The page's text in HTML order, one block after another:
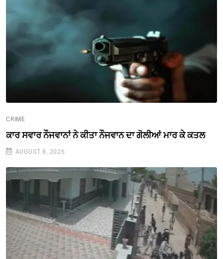
CRIME
ਕਾਰ ਸਵਾਰ ਨੌਜਵਾਨਾਂ ਨੇ ਕੀਤਾ ਨੌਜਵਾਨ ਦਾ ਗੋਲੀਆਂ ਮਾਰ ਕੇ ਕਤਲ
AUGUST 8, 2026